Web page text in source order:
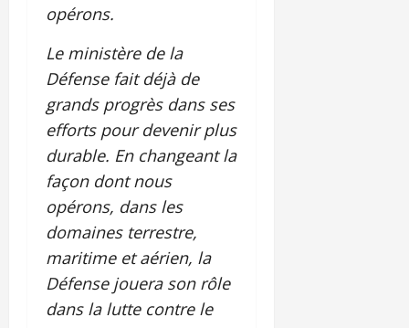
opérons.
Le ministère de la
Défense fait déjà de
grands progrès dans ses
efforts pour devenir plus
durable. En changeant la
façon dont nous
opérons, dans les
domaines terrestre,
maritime et aérien, la
Défense jouera son rôle
dans la lutte contre le